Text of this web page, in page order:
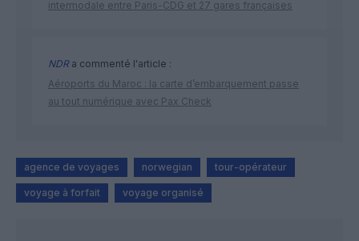
intermodale entre Paris-CDG et 27 gares françaises
NDRa commenté l'article :
Aéroports du Maroc : la carte d’embarquement passe
au tout numérique avec Pax Check
agence de voyages norwegian tour-opérateur
voyage à forfait voyage organisé